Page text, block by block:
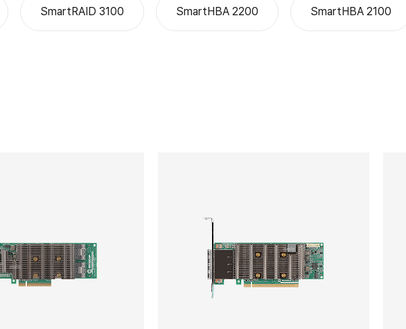
SmartRAID 3100 SmartHBA 2200 SmartHBA 2100